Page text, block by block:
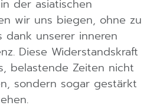
der asiatischen
wir uns biegen, ohne zu
dank unserer inneren
Diese Widerstandskraft
belastende Zeiten nicht
sondern sogar gestärkt